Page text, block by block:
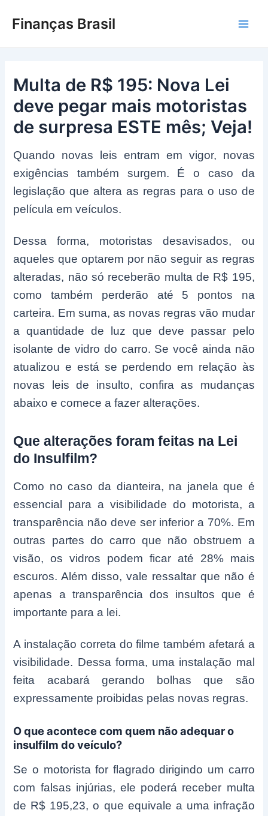
paraFinanças Brasil
Multa de R$ 195: Nova Lei
deve pegar mais motoristas
de surpresa ESTE mês; Veja!
Quando novas leis entram em vigor, novas
exigências também surgem. É o caso da
legislação que altera as regras para o uso de
película em veículos.
Dessa forma, motoristas desavisados, ou
aqueles que optarem por não seguir as regras
alteradas, não só receberão multa de R$ 195,
como também perderão até 5 pontos na
carteira. Em suma, as novas regras vão mudar
a quantidade de luz que deve passar pelo
isolante de vidro do carro. Se você ainda não
atualizou e está se perdendo em relação às
novas leis de insulto, confira as mudanças
abaixo e comece a fazer alterações.
Que alterações foram feitas na Lei
do Insulfilm?
Como no caso da dianteira, na janela que é
essencial para a visibilidade do motorista, a
transparência não deve ser inferior a 70%. Em
outras partes do carro que não obstruem a
visão, os vidros podem ficar até 28% mais
escuros. Além disso, vale ressaltar que não é
apenas a transparência dos insultos que é
importante para a lei.
A instalação correta do filme também afetará a
visibilidade. Dessa forma, uma instalação mal
feita acabará gerando bolhas que são
expressamente proibidas pelas novas regras.
O que acontece com quem não adequar o
insulfilm do veículo?
Se o motorista for flagrado dirigindo um carro
com falsas injúrias, ele poderá receber multa
de R$ 195,23, o que equivale a uma infração